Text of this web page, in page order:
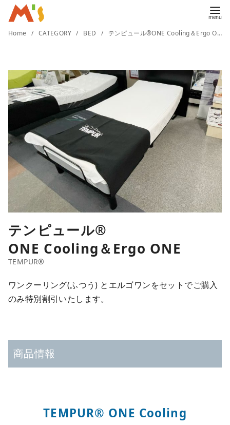
Home CATEGORY BED テンピュール®ONE Cooling＆Ergo ONE
テンピュール®
ONE Cooling＆Ergo ONE
ワンクーリング(ふつう) とエルゴワンをセットでご購入
のみ特別割引いたします。
商品情報
TEMPUR®︎ ONE Cooling